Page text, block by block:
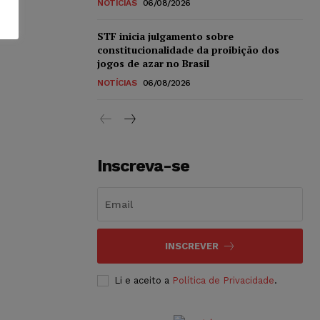
NOTÍCIAS 06/08/2026
STF inicia julgamento sobre
constitucionalidade da proibição dos
jogos de azar no Brasil
NOTÍCIAS 06/08/2026
Inscreva-se
INSCREVER
Li e aceito a Política de Privacidade.